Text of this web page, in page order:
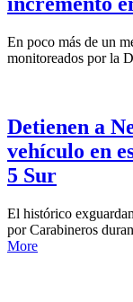
En poco más de un
monitoreados por la
Detienen a
vehículo en
5 Sur
El histórico
por Carabineros
More